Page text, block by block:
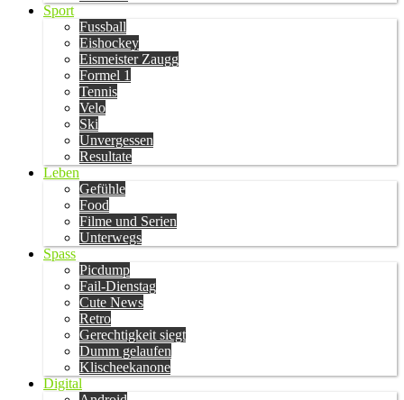
Sport
Fussball
Eishockey
Eismeister Zaugg
Formel 1
Tennis
Velo
Ski
Unvergessen
Resultate
Leben
Gefühle
Food
Filme und Serien
Unterwegs
Spass
Picdump
Fail-Dienstag
Cute News
Retro
Gerechtigkeit siegt
Dumm gelaufen
Klischeekanone
Digital